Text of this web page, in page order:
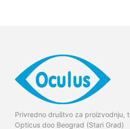
Privredno društvo za proizvodnju,
Opticus doo Beograd (Stari Grad)